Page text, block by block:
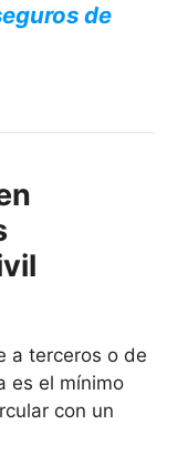
de
a terceros o de
es el mínimo
con un